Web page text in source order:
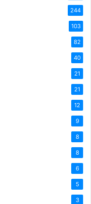
244
103
82
40
21
21
12
9
8
8
6
5
3